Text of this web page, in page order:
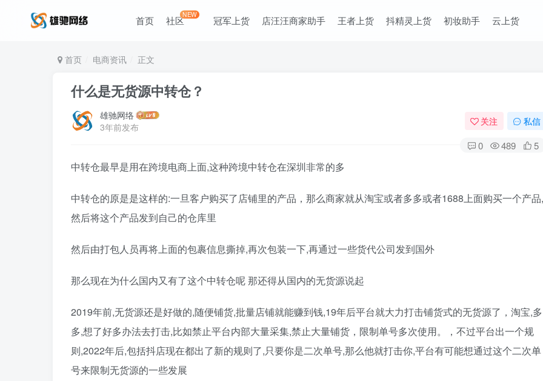
首页 社区NEW 冠军上货 店汪汪商家助手 王者上货 抖精灵上货 初妆助手 云上货
首页 电商资讯 正文
什么是无货源中转仓？
雄驰网络
3年前发布
关注 私信
0 489 5
中转仓最早是用在跨境电商上面,这种跨境中转仓在深圳非常的多
中转仓的原是是这样的:一旦客户购买了店铺里的产品，那么商家就从淘宝或者多多或者1688上面购买一个产品,
然后将这个产品发到自己的仓库里
然后由打包人员再将上面的包裹信息撕掉,再次包装一下,再通过一些货代公司发到国外
那么现在为什么国内又有了这个中转仓呢 那还得从国内的无货源说起
2019年前,无货源还是好做的,随便铺货,批量店铺就能赚到钱,19年后平台就大力打击铺货式的无货源了，淘宝,多
多,想了好多办法去打击,比如禁止平台内部大量采集,禁止大量铺货，限制单号多次使用。，不过平台出一个规
则,2022年后,包括抖店现在都出了新的规则了,只要你是二次单号,那么他就打击你,平台有可能想通过这个二次单
号来限制无货源的一些发展